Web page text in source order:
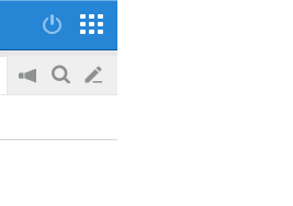
공
on/off
검
글
쓰